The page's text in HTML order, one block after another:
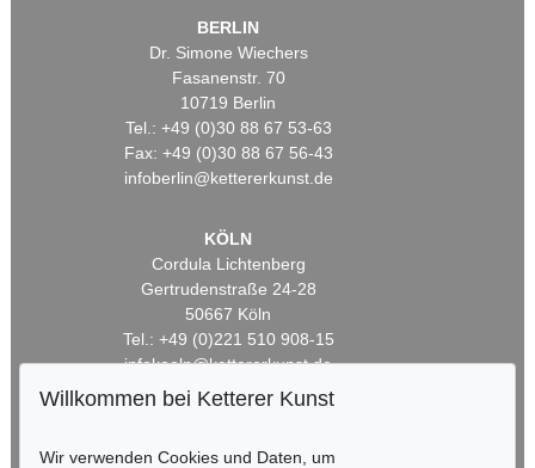
BERLIN
Dr. Simone Wiechers
Fasanenstr. 70
10719 Berlin
Tel.: +49 (0)30 88 67 53-63
Fax: +49 (0)30 88 67 56-43
infoberlin@kettererkunst.de
KÖLN
Cordula Lichtenberg
Gertrudenstraße 24-28
50667 Köln
Tel.: +49 (0)221 510 908-15
infokoeln@kettererkunst.de
HESSEN
Willkommen bei Ketterer Kunst
Wir verwenden Cookies und Daten, um